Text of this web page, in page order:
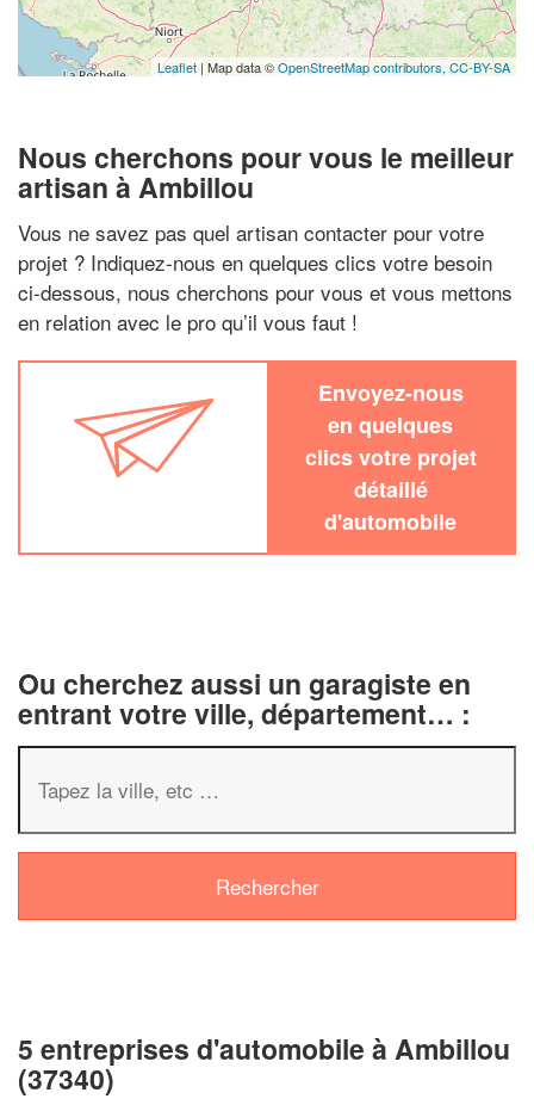
Leaflet | Map data ©OpenStreetMap contributors,CC-BY-SA
Nous cherchons pour vous le meilleur
artisan à Ambillou
Vous ne savez pas quel artisan contacter pour votre
projet ? Indiquez-nous en quelques clics votre besoin
ci-dessous, nous cherchons pour vous et vous mettons
en relation avec le pro qu’il vous faut !
Envoyez-nous
en quelques
clics votre projet
détaillé
d'automobile
Ou cherchez aussi un garagiste en
entrant votre ville, département… :
5 entreprises d'automobile à Ambillou
(37340)